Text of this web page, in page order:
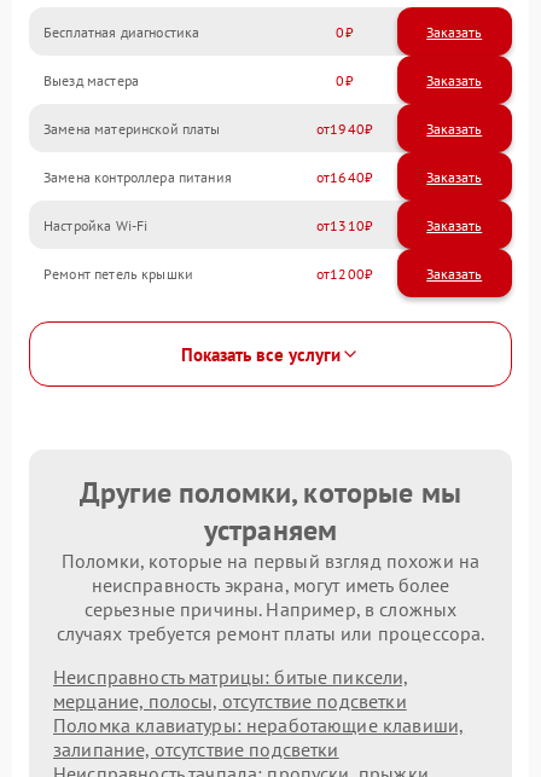
Бесплатная диагностика 0 Заказать
Выезд мастера 0 Заказать
Замена материнской платы 1940
Замена контроллера питания 1640
Настройка Wi-Fi 1310
Ремонт петель крышки 1200
Показать все услуги
Другие поломки, которые мы
устраняем
Поломки, которые на первый взгляд похожи на
неисправность экрана, могут иметь более
серьезные причины. Например, в сложных
случаях требуется ремонт платы или процессора.
Неисправность матрицы: битые пиксели,
мерцание, полосы, отсутствие подсветки
Поломка клавиатуры: неработающие клавиши,
залипание, отсутствие подсветки